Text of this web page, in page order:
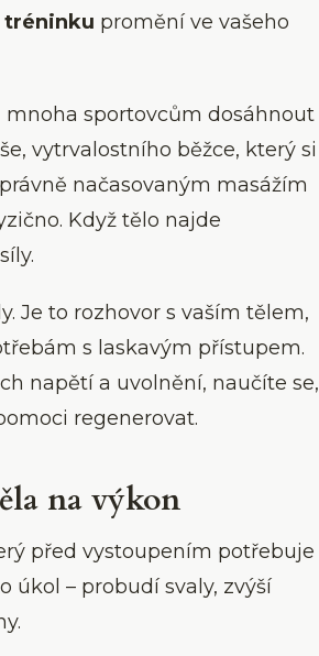
tréninku promění ve vašeho
sportovcům dosáhnout
vytrvalostního běžce, který si
načasovaným masážím
Když tělo najde
Je to rozhovor s vaším tělem,
s laskavým přístupem.
napětí a uvolnění, naučíte se,
regenerovat.
na výkon
před vystoupením potřebuje
úkol – probudí svaly, zvýší